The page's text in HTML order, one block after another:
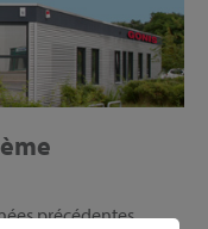
précédentes,